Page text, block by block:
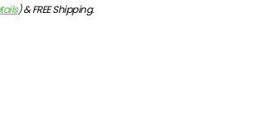
)&FREE Shipping.